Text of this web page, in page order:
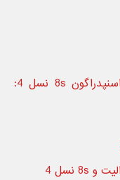
مقایسه اسنپدراگون 8 الیت با اسنپدراگون 8s نسل‌ 4: